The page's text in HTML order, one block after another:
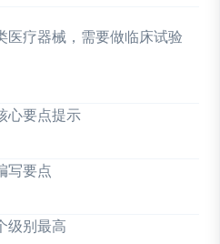
医疗器械，需要做临床试验
心要点提示
写要点
级别最高